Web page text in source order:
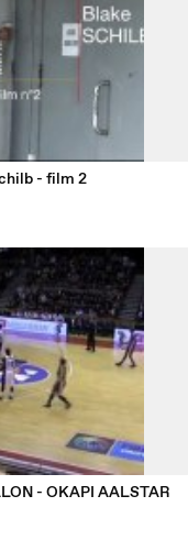
- film 2
- OKAPI AALSTAR